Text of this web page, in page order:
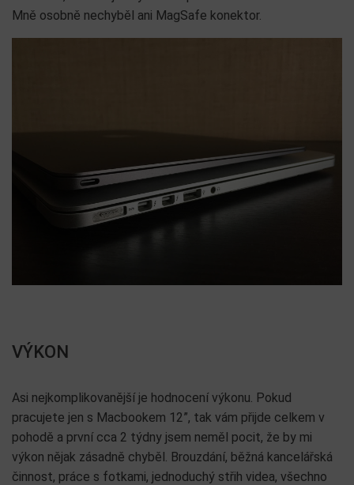
Mně osobně nechyběl ani MagSafe konektor.
VÝKON
Asi nejkomplikovanější je hodnocení výkonu. Pokud
pracujete jen s Macbookem 12”, tak vám přijde celkem v
pohodě a první cca 2 týdny jsem neměl pocit, že by mi
výkon nějak zásadně chyběl. Brouzdání, běžná kancelářská
činnost, práce s fotkami, jednoduchý střih videa, všechno